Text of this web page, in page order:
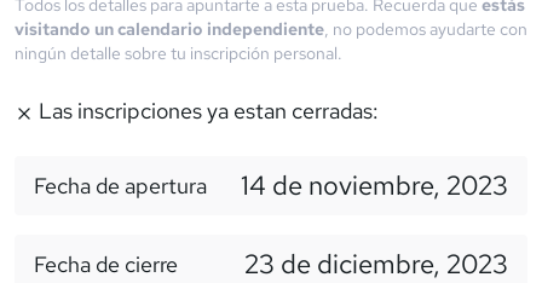
Todos los detalles para apuntarte a esta prueba. Recuerda que estás
visitando un calendario independiente, no podemos ayudarte con
ningún detalle sobre tu inscripción personal.
Las inscripciones ya estan cerradas:
Fecha de apertura 14 de noviembre, 2023
Fecha de cierre 23 de diciembre, 2023